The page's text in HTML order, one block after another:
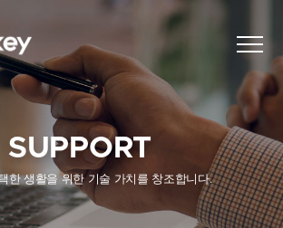
SUPPORT
한 생활을 위한 기술 가치를 창조합니다.